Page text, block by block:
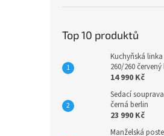
Top 10 produktů
Kuchyňská
260/260 červený
14 990 Kč
Sedací
černá berlin
23 990 Kč
Manželská